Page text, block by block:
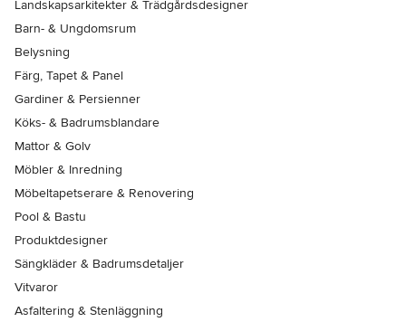
Landskapsarkitekter & Trädgårdsdesigner
Barn- & Ungdomsrum
Belysning
Färg, Tapet & Panel
Gardiner & Persienner
Köks- & Badrumsblandare
Mattor & Golv
Möbler & Inredning
Möbeltapetserare & Renovering
Pool & Bastu
Produktdesigner
Sängkläder & Badrumsdetaljer
Vitvaror
Asfaltering & Stenläggning